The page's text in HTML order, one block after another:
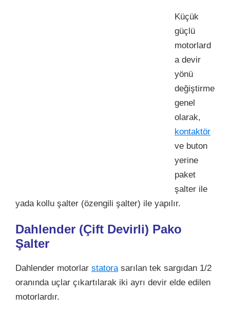
Küçük
güçlü
motorlard
a devir
yönü
değiştirme
genel
olarak,
kontaktör
ve buton
yerine
paket
şalter ile
yada kollu şalter (özengili şalter) ile yapılır.
Dahlender (Çift Devirli) Pako
Şalter
Dahlender motorlar statora sarılan tek sargıdan 1/2
oranında uçlar çıkartılarak iki ayrı devir elde edilen
motorlardır.